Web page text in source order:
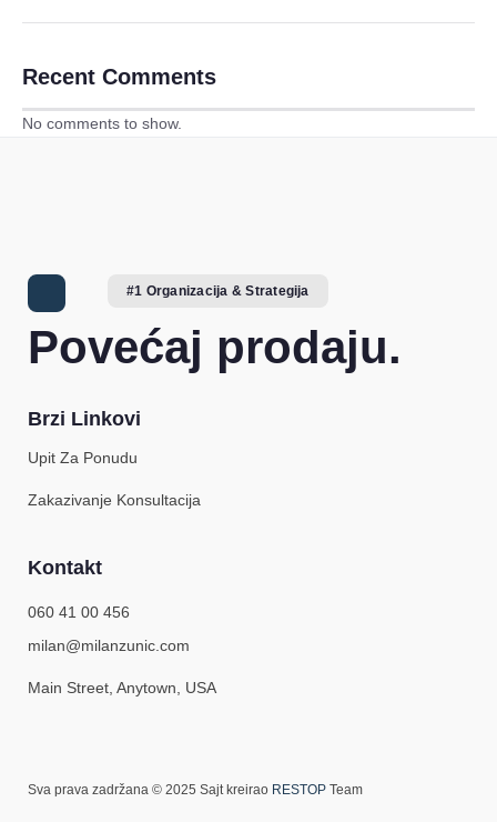
Recent Comments
No comments to show.
#1 Organizacija & Strategija
Povećaj prodaju.
Brzi Linkovi
Upit Za Ponudu
Zakazivanje Konsultacija
Kontakt
060 41 00 456
milan@milanzunic.com
Main Street, Anytown, USA
Sva prava zadržana © 2025 Sajt kreirao RESTOP Team